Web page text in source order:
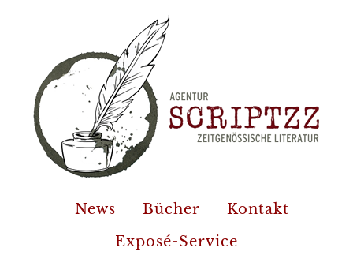
News Bücher
Kontakt
Exposé-Service